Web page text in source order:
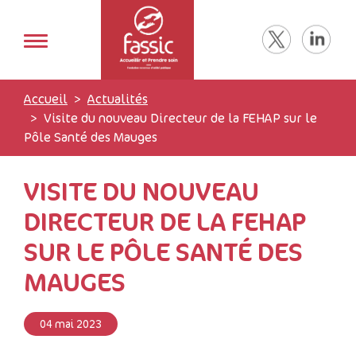
Accueil
Actualités
Visite du nouveau Directeur de la FEHAP sur le
Pôle Santé des Mauges
VISITE DU NOUVEAU
DIRECTEUR DE LA FEHAP
SUR LE PÔLE SANTÉ DES
MAUGES
04 mai 2023